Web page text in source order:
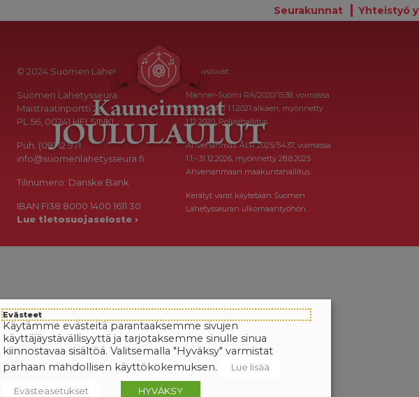
Seurakunnat Yhteistyö
© 2024 Suomen Lähetysseura
Suomen Lähetysseura
Maistraatinportti 2a
PL 56, 00241 HELSINKI
Puh. (09) 12 971
info@suomenlahetysseura.fi
Tilinumero: Danske Bank
IBAN FI38 8000 1400 1611 30
Lue tietosuojaseloste ›
Keräysluvat:
Manner-Suomi RA/2020/1538, voimassa
toistaiseksi 1.1.2021 alkaen, myönnetty
1.12.2020, Poliisihallitus.
Ahvenanmaa ÅLR 2025/5437, voimassa
1.1.–31.12.2026, myönnetty 28.8.2025
Ahvenanmaan maakuntahallitus.
Kerätyt varat käytetään Suomen
Lähetysseuran ulkomaantyöhön.
Evästeet
Käytämme evästeitä parantaaksemme sivujen
käyttäjäystävällisyyttä ja tarjotaksemme sinulle sinua
kiinnostavaa sisältöä. Valitsemalla "Hyväksy" varmistat
parhaan mahdollisen käyttökokemuksen.
Lue lisää
Evästeasetukset HYVÄKSY